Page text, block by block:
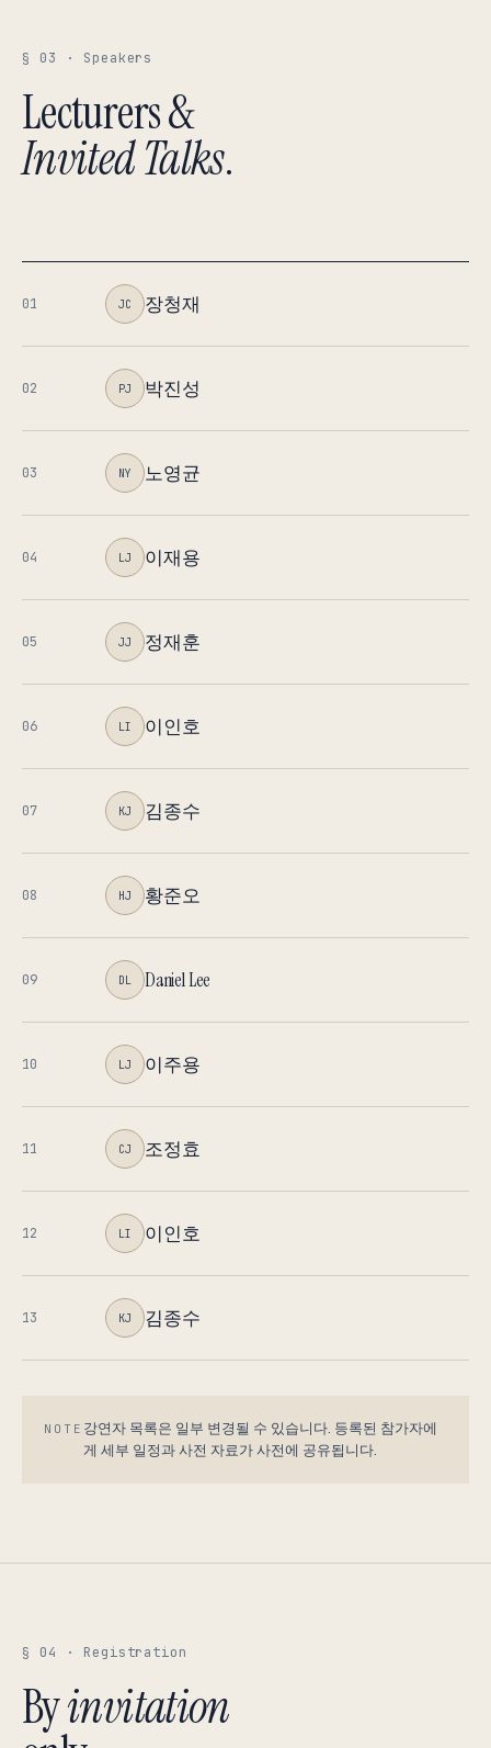
§ 03 · Speakers
Lecturers &
Invited Talks.
01 JC 장청재
02 PJ 박진성
03 NY 노영균
04 LJ 이재용
05 JJ 정재훈
06 LI 이인호
07 KJ 김종수
08 HJ 황준오
09 DL Daniel Lee
10 LJ 이주용
11 CJ 조정효
12 LI 이인호
13 KJ 김종수
NOTE 강연자 목록은 일부 변경될 수 있습니다. 등록된 참가자에
게 세부 일정과 사전 자료가 사전에 공유됩니다.
§ 04 · Registration
Byinvitation